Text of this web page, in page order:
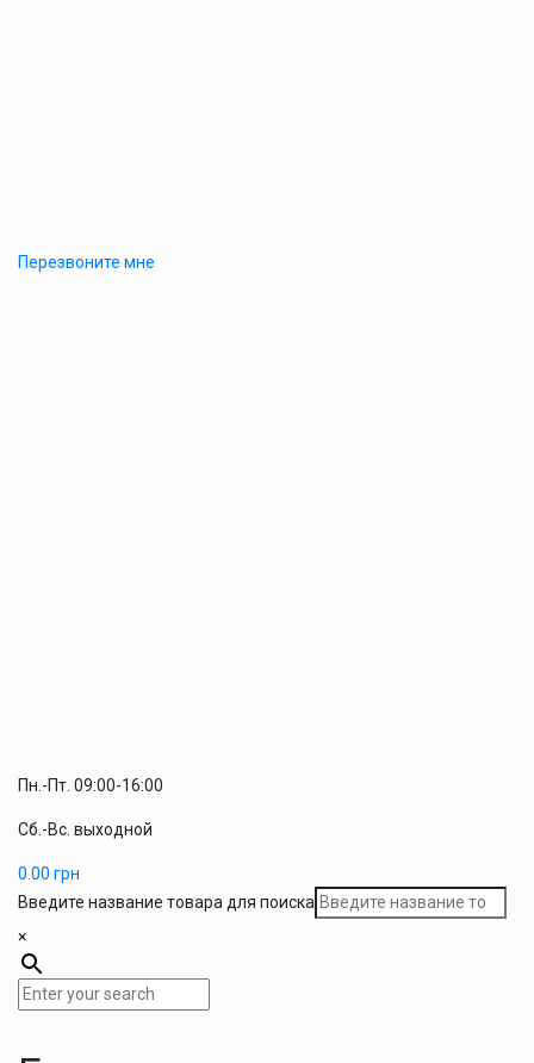
Перезвоните мне
Пн.-Пт. 09:00-16:00
Сб.-Вс. выходной
0.00 грн
Введите название товара для поиска
×